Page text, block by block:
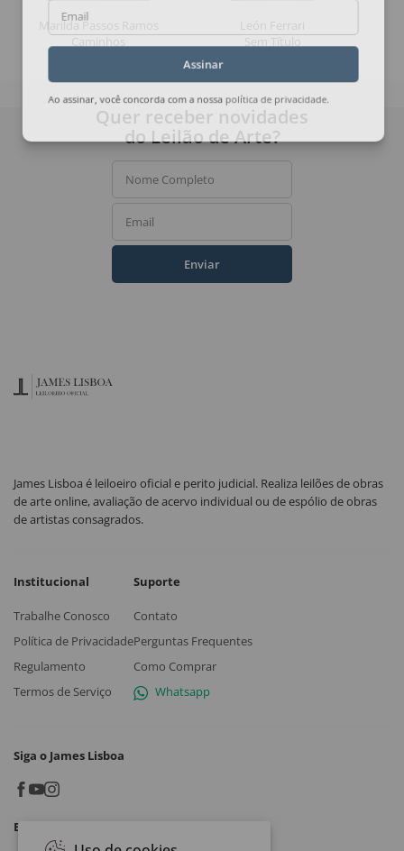
Marilda Passos Ramos
Caminhos
León Ferrari
Sem Título
Email
Assinar
Ao assinar, você concorda com a nossapolítica de privacidade
Quer receber novidades
do Leilão de Arte?
Nome Completo
Email
Enviar
James Lisboa é leiloeiro oficial e perito judicial. Realiza leilões de obras
de arte online, avaliação de acervo individual ou de espólio de obras
de artistas consagrados.
Institucional
Trabalhe Conosco
Política de Privacidade
Regulamento
Termos de Serviço
Suporte
Contato
Perguntas Frequentes
Como Comprar
Whatsapp
Siga o James Lisboa
Baixe o App